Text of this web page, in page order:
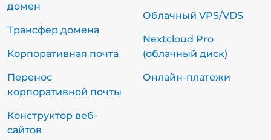
домен
Трансфер домена
Корпоративная почта
Перенос
корпоративной почты
Конструктор веб-
сайтов
Облачный VPS/VDS
Nextcloud Pro
(облачный диск)
Онлайн-платежи